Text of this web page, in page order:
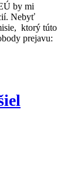
by mi
Nebyť
ktorý túto
prejavu: